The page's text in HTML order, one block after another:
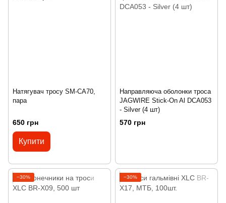
Натягувач тросу SM-CA70,
пара
650 грн
Купити
Направляюча оболонки троса
JAGWIRE Stick-On Al DCA053
- Silver (4 шт)
570 грн
−30% −30%